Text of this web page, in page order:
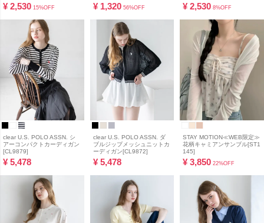
¥ 2,530 15%OFF ¥ 1,320 56%OFF ¥ 2,530 8%OFF
clear U.S. POLO ASSN. シ
アーコンパクトカーディガン
[CL9879]
¥ 5,478
clear U.S. POLO ASSN. ダ
ブルジップメッシュニットカ
ーディガン[CL9872]
¥ 5,478
STAY MOTION≪WEB限定≫
花柄キャミアンサンブル[ST1
145]
¥ 3,850 22%OFF